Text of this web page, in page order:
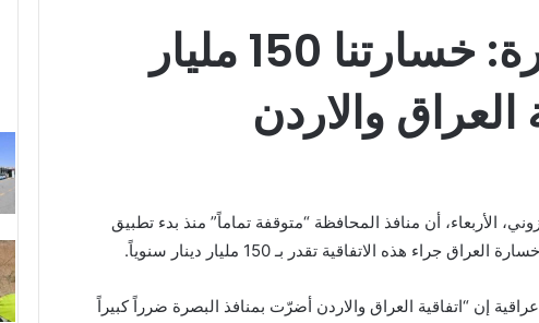
محافظ البصرة: خسارتنا 150 مليار
والاردن
الأربعاء، أن منافذ المحافظة “متوقفة تماماً” منذ بدء تطبيق
جراء هذه الاتفاقية تقدر بـ 150 مليار دينار سنوياً.
إن “اتفاقية العراق والاردن أضرّت بمنافذ البصرة ضرراً كبيراً